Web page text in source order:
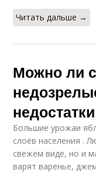
Читать дальше →
Можно ли
Большие урожаи
слоёв населения .
свежем виде, но и
варят варенье,